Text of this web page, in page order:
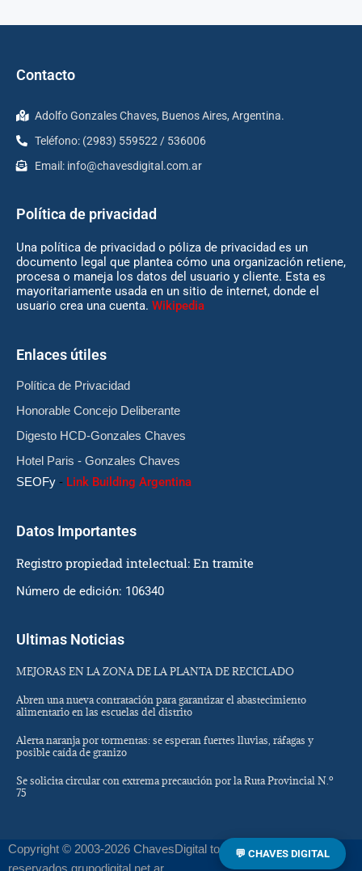
Contacto
Adolfo Gonzales Chaves, Buenos Aires, Argentina.
Teléfono: (2983) 559522 / 536006
Email: info@chavesdigital.com.ar
Política de privacidad
Una política de privacidad o póliza de privacidad es un
documento legal que plantea cómo una organización retiene,
procesa o maneja los datos del usuario y cliente. Esta es
mayoritariamente usada en un sitio de internet, donde el
usuario crea una cuenta. Wikipedia
Enlaces útiles
Política de Privacidad
Honorable Concejo Deliberante
Digesto HCD-Gonzales Chaves
Hotel Paris - Gonzales Chaves
SEOFy - Link Building Argentina
Datos Importantes
Registro propiedad intelectual: En tramite
Número de edición: 106340
Ultimas Noticias
MEJORAS EN LA ZONA DE LA PLANTA DE RECICLADO
Abren una nueva contratación para garantizar el abastecimiento
alimentario en las escuelas del distrito
Alerta naranja por tormentas: se esperan fuertes lluvias, ráfagas y
posible caída de granizo
Se solicita circular con extrema precaución por la Ruta Provincial N.º
75
Copyright © 2003-2026 ChavesDigital todos los derechos
reservados grupodigital.net.ar
💬 CHAVES DIGITAL